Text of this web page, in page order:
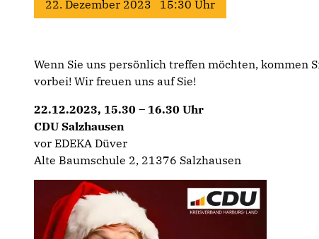
22. Dezember 2023 15:30 Uhr
Wenn Sie uns persönlich treffen möchten, kommen
vorbei! Wir freuen uns auf Sie!
22.12.2023, 15.30 – 16.30 Uhr
CDU Salzhausen
vor EDEKA Düver
Alte Baumschule 2, 21376 Salzhausen